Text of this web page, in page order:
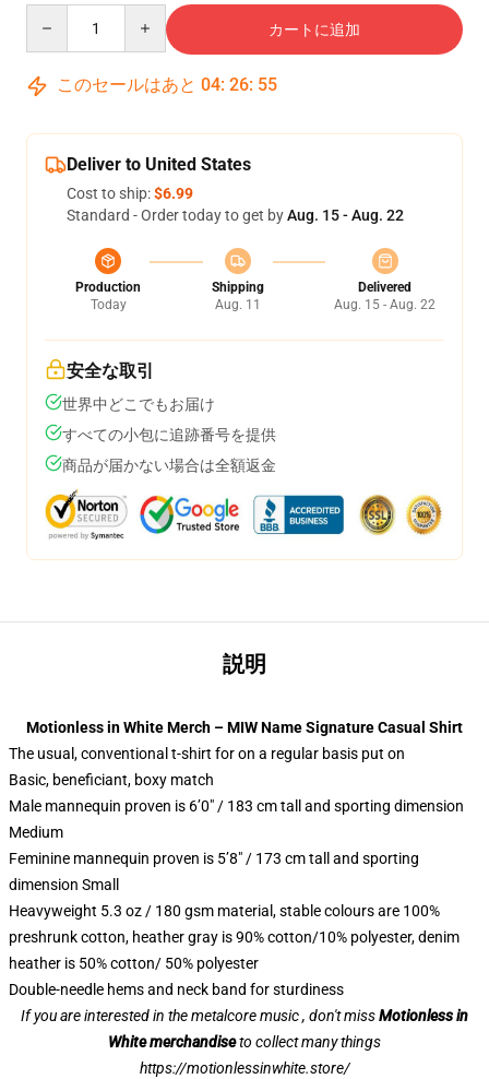
カートに追加
このセールはあと 04: 26: 54
Deliver to United States
Cost to ship:$6.99
Standard - Order today to get byAug. 15 - Aug. 22
Production
Today
Shipping
Aug. 11
Delivered
Aug. 15 - Aug. 22
安全な取引
世界中どこでもお届け
すべての小包に追跡番号を提供
商品が届かない場合は全額返金
説明
Motionless in White Merch – MIW Name Signature Casual Shirt
The usual, conventional t-shirt for on a regular basis put on
Basic, beneficiant, boxy match
Male mannequin proven is 6’0″ / 183 cm tall and sporting dimension
Medium
Feminine mannequin proven is 5’8″ / 173 cm tall and sporting
dimension Small
Heavyweight 5.3 oz / 180 gsm material, stable colours are 100%
preshrunk cotton, heather gray is 90% cotton/10% polyester, denim
heather is 50% cotton/ 50% polyester
Double-needle hems and neck band for sturdiness
If you are interested in the metalcore music , don't missMotionless in
White merchandiseto collect many things
https://motionlessinwhite.store/